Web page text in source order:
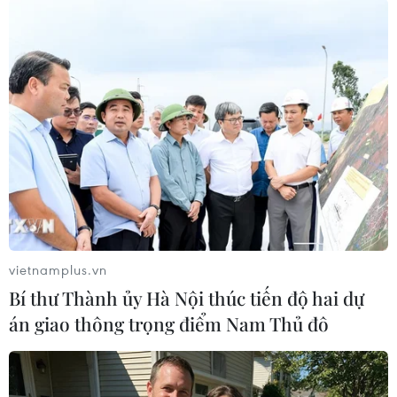
Ông Nguyễn Ngọc Hai, Chủ tịch Ủy ban Nhân
dân tỉnh Bình Thuận khẳng định việc xây dựng
Dự án điện Mặt Trời Vĩnh Tân 2 ngoài hiệu quả
kinh tế còn mang tính chất đặc thù về an sinh
xã hội nhằm ổn định, giảm thiểu ảnh hưởng
đến đời sống, sản xuất của người dân đang sống
gần khu vực Nhà máy nhiệt điện Vĩnh Tân 2.
ở mới có điều kiện tốt hơn, góp phần đảm bảo
an sinh xã hội tại địa phương./.
(TTXVN/Vietnam+)
vietnamplus.vn
Bí thư Thành ủy Hà Nội thúc tiến độ hai dự
án giao thông trọng điểm Nam Thủ đô